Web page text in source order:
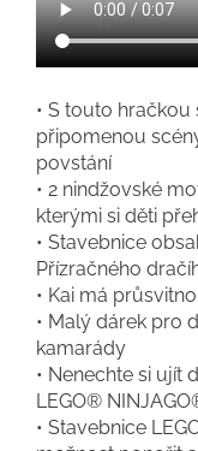
• S touto
připomenou
povstání
• 2 nindžovské
kterými si děti
• Stavebnice
Přízračného
• Kai má
• Malý dárek pro
kamarády
• Nenechte si ujít
LEGO®
• Stavebnice